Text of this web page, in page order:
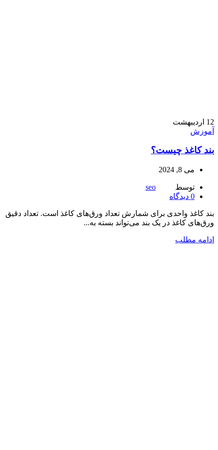
12 اردیبهشت
آموزش
بند کاغذ چیست؟
می 8, 2024
توسط
seo
0 دیدگاه
بند کاغذ واحدی برای شمارش تعداد ورق‌های کاغذ است. تعداد دقیق
ورق‌های کاغذ در یک بند می‌تواند بسته به...
ادامه مطلب